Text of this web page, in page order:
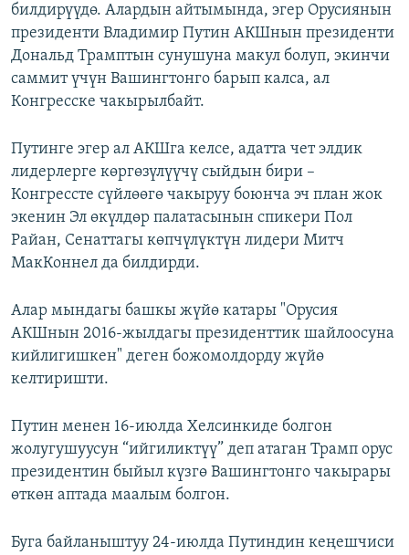
билдирүүдө. Алардын айтымында, эгер Орусиянын
президенти Владимир Путин АКШнын президенти
Дональд Трамптын сунушуна макул болуп, экинчи
саммит үчүн Вашингтонго барып калса, ал
Конгресске чакырылбайт.
Путинге эгер ал АКШга келсе, адатта чет элдик
лидерлерге көргөзүлүүчү сыйдын бири –
Конгрессте сүйлөөгө чакыруу боюнча эч план жок
экенин Эл өкүлдөр палатасынын спикери Пол
Райан, Сенаттагы көпчүлүктүн лидери Митч
МакКоннел да билдирди.
Алар мындагы башкы жүйө катары "Орусия
АКШнын 2016-жылдагы президенттик шайлоосуна
кийлигишкен" деген божомолдорду жүйө
келтиришти.
Путин менен 16-июлда Хелсинкиде болгон
жолугушуусун “ийгиликтүү” деп атаган Трамп орус
президентин быйыл күзгө Вашингтонго чакырары
өткөн аптада маалым болгон.
Буга байланыштуу 24-июлда Путиндин кеңешчиси